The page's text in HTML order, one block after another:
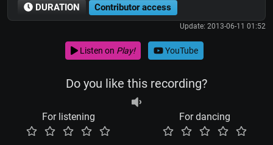
DURATION Contributor access
Update: 2013-06-11 01:52
Listen on Play! YouTube
Do you like this recording?
For listening For dancing